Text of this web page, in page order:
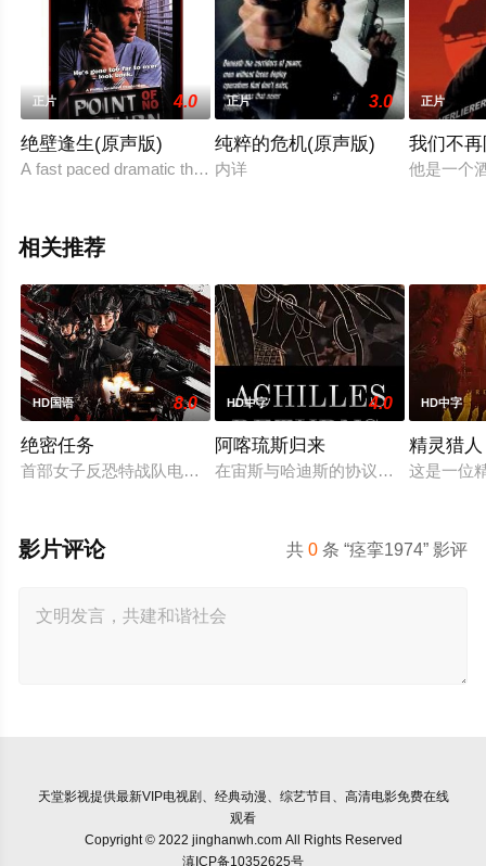
正片 4.0
绝壁逢生(原声版)
A fast paced dramatic thriller set in locations throughout Vict
正片 3.0
纯粹的危机(原声版)
内详
正片
我们不
他是一个
相关推荐
HD国语 8.0
绝密任务
首部女子反恐特战队电影，面对恐怖主义恶势力，“最飒女子反
HD中字 4.0
阿喀琉斯归来
在宙斯与哈迪斯的协议下，年迈的阿
HD中字
精灵猎人
这是一位
共0 条 “痉挛1974” 影评
影片评论
天堂影视提供最新VIP电视剧、经典动漫、综艺节目、高清电影免费在线
观看
Copyright © 2022 jinghanwh.com All Rights Reserved
滇ICP备10352625号